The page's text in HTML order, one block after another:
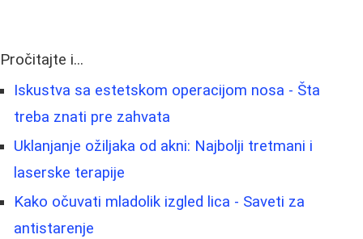
Pročitajte i...
Iskustva sa estetskom operacijom nosa - Šta
treba znati pre zahvata
Uklanjanje ožiljaka od akni: Najbolji tretmani i
laserske terapije
Kako očuvati mladolik izgled lica - Saveti za
antistarenje